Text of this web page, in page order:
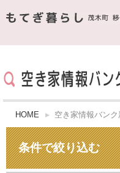
HOME 空き家情報バン
条件で絞り込む